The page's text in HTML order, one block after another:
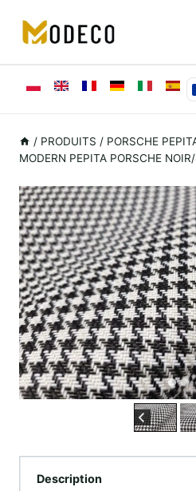
content
/ PRODUITS / PORSCHE
MODERN PEPITA PORSCHE
Description